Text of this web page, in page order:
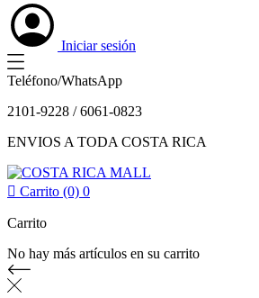
Iniciar sesión
Teléfono/WhatsApp
2101-9228 / 6061-0823
ENVIOS A TODA COSTA RICA
 Carrito (0) 0
Carrito
No hay más artículos en su carrito